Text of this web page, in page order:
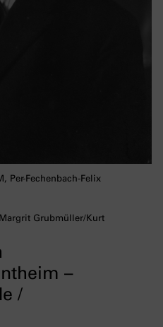
–
/
Grubmüller/Kurt
Per-Fechenbach-Felix